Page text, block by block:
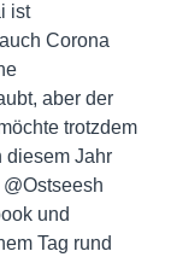
ist
Corona
aber der
trotzdem
diesem Jahr
und
Tag rund